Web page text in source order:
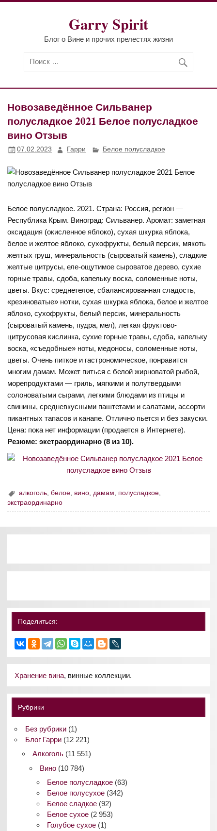
Перейти
Garry Spirit
Блог о Вине и прочих прелестях жизни
Новозаведённое Сильванер
полусладкое 2021 Белое полусладкое
вино Отзыв
07.02.2023 Гарри Белое полусладкое
Белое полусладкое. 2021. Страна: Россия, регион —
Республика Крым. Виноград: Сильванер. Аромат: заметная
оксидация (окисленное яблоко), сухая шкурка яблока,
белое и желтое яблоко, сухофрукты, белый персик, мякоть
желтых груш, минеральность (сыроватый камень), сладкие
желтые цитрусы, еле-ощутимое сыроватое дерево, сухие
горные травы, сдоба, капельку воска, соломенные ноты,
цветы. Вкус: среднетелое, сбалансированная сладость,
«резиноватые» нотки, сухая шкурка яблока, белое и желтое
яблоко, сухофрукты, белый персик, минеральность
(сыроватый камень, пудра, мел), легкая фруктово-
цитрусовая кислинка, сухие горные травы, сдоба, капельку
воска, «съедобные» ноты, медоносы, соломенные ноты,
цветы. Очень питкое и гастрономическое, понравится
многим дамам. Может питься с белой жирноватой рыбой,
морепродуктами — гриль, мягкими и полутвердыми
солоноватыми сырами, легкими блюдами из птицы и
свинины, средневкусными паштетами и салатами, ассорти
пикантных тапасов и канапе. Отлично пьется и без закуски.
Цена: пока нет информации (продается в Интернете).
Резюме: экстраординарно (8 из 10).
алкоголь,белое, вино,дамам, полусладкое,
экстраординарно
Поделиться:
Хранение вина, винные коллекции.
Рубрики
Без рубрики(1)
Блог Гарри(12 221)
Алкоголь(11 551)
Вино(10 784)
Белое полусладкое (63)
Белое полусухое (342)
Белое сладкое (92)
Белое сухое (2 953)
Голубое сухое (1)